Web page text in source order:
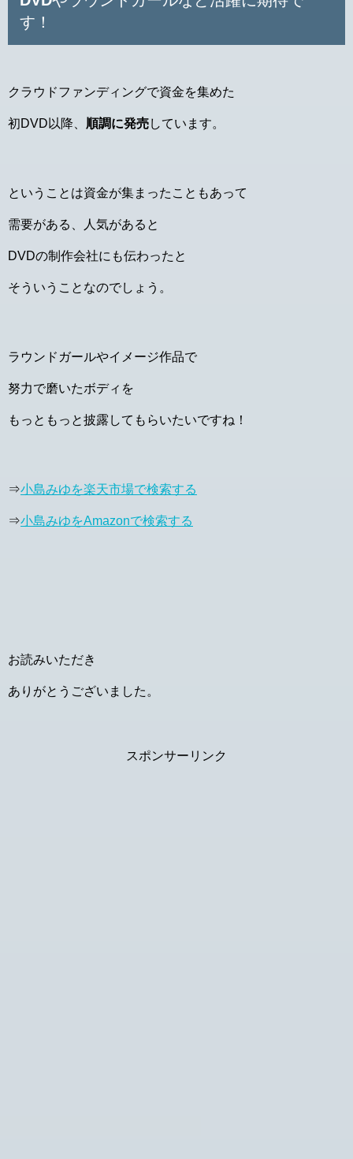
す！
クラウドファンディングで資金を集めた
初DVD以降、 順調に発売しています。
ということは資金が集まったこともあって
需要がある、人気があると
DVDの制作会社にも伝わったと
そういうことなのでしょう。
ラウンドガールやイメージ作品で
努力で磨いたボディを
もっともっと披露してもらいたいですね！
⇒小島みゆを楽天市場で検索する
⇒小島みゆをAmazonで検索する
お読みいただき
ありがとうございました。
スポンサーリンク